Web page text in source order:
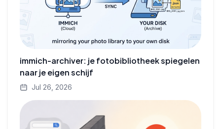
immich-archiver: je fotobibliotheek spiegelen
naar je eigen schijf
Jul 26, 2026